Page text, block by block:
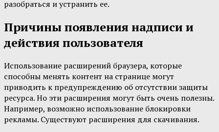
разобраться и устранить ее.
Причины появления надписи и
действия пользователя
Использование расширений браузера, которые
способны менять контент на странице могут
приводить к предупреждению об отсутствии защиты
ресурса. Но эти расширения могут быть очень полезны.
Например, возможно использование блокировки
рекламы. Существуют расширения для скачивания.